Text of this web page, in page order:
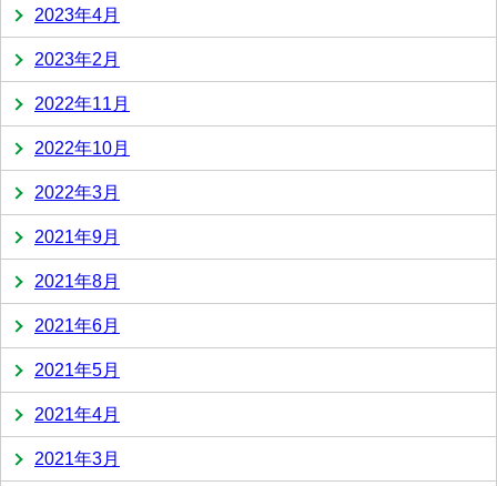
2023年4月
2023年2月
2022年11月
2022年10月
2022年3月
2021年9月
2021年8月
2021年6月
2021年5月
2021年4月
2021年3月